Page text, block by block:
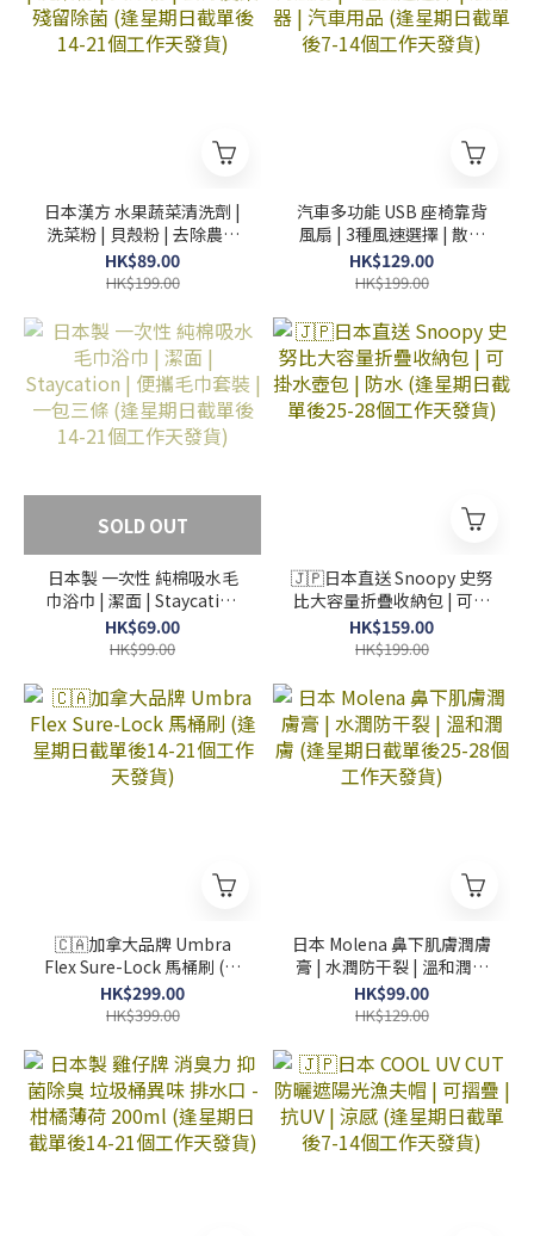
日本漢方 水果蔬菜清洗劑 |
洗菜粉 | 貝殼粉 | 去除農藥
殘留除菌 (逢星期日截單後
14-21個工作天發貨)
HK$89.00
HK$199.00
汽車多功能 USB 座椅靠背
風扇 | 3種風速選擇 | 散熱
器 | 汽車用品 (逢星期日截
單後7-14個工作天發貨)
HK$129.00
HK$199.00
SOLD OUT
日本製 一次性 純棉吸水毛
巾浴巾 | 潔面 | Staycation
| 便攜毛巾套裝 | 一包三條
(逢星期日截單後14-21個工
HK$69.00
HK$99.00
🇯🇵日本直送 Snoopy 史努
比大容量折疊收納包 | 可掛
水壺包 | 防水 (逢星期日截
單後25-28個工作天發貨)
HK$159.00
HK$199.00
🇨🇦加拿大品牌 Umbra
Flex Sure-Lock 馬桶刷 (逢
星期日截單後14-21個工作
天發貨)
HK$299.00
HK$399.00
日本 Molena 鼻下肌膚潤膚
膏 | 水潤防干裂 | 溫和潤膚
(逢星期日截單後25-28個工
作天發貨)
HK$99.00
HK$129.00